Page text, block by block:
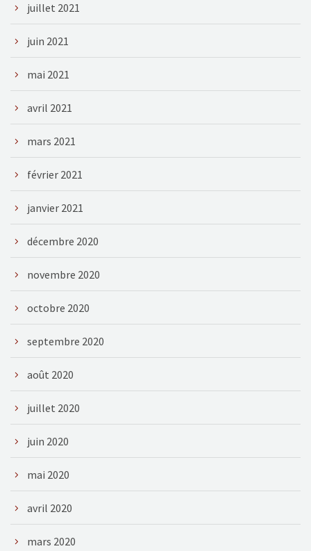
juillet 2021
juin 2021
mai 2021
avril 2021
mars 2021
février 2021
janvier 2021
décembre 2020
novembre 2020
octobre 2020
septembre 2020
août 2020
juillet 2020
juin 2020
mai 2020
avril 2020
mars 2020